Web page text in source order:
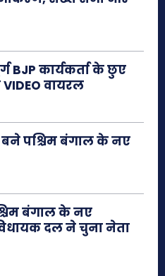
BJP कार्यकर्ता के छुए
वायरल
पश्चिम बंगाल के नए
बंगाल के नए
दल ने चुना नेता